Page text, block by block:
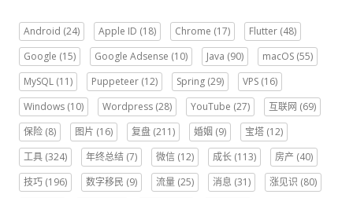
Android (24) Apple ID (18) Chrome (17) Flutter (48)
Google (15) Google Adsense (10) Java (90) macOS (55)
MySQL (11) Puppeteer (12) Spring (29) VPS (16)
Windows (10) Wordpress (28) YouTube (27) 互联网 (69)
保险 (8) 图片 (16) 复盘 (211) 婚姻 (9) 宝塔 (12)
工具 (324) 年终总结 (7) 微信 (12) 成长 (113) 房产 (40)
技巧 (196) 数字移民 (9) 流量 (25) 消息 (31) 涨见识 (80)